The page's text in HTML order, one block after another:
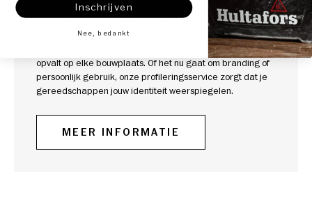
Maak je gereedschap echt van jou met onze
profileringsservice. Voeg je eigen logo, contactgegevens
of een ander ontwerp toe aan klassieke
handgereedschappen en geef ze een personal touch die
opvalt op elke bouwplaats. Of het nu gaat om branding of
persoonlijk gebruik, onze profileringsservice zorgt dat je
gereedschappen jouw identiteit weerspiegelen.
MEER INFORMATIE
Inschrijven
Nee, bedankt